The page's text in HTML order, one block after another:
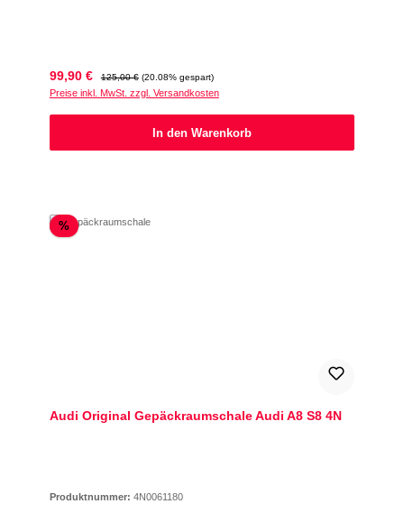
Verkaufspreis:
99,90 € Regulärer Preis:
125,00 € (20.08% gespart)
Preise inkl. MwSt. zzgl. Versandkosten
In den Warenkorb
%Rabatt
Audi Original Gepäckraumschale Audi A8 S8 4N
Produktnummer: 4N0061180